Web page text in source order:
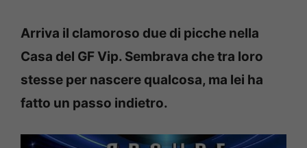
Arriva il clamoroso due di picche nella
Casa del GF Vip. Sembrava che tra loro
stesse per nascere qualcosa, ma lei ha
fatto un passo indietro.